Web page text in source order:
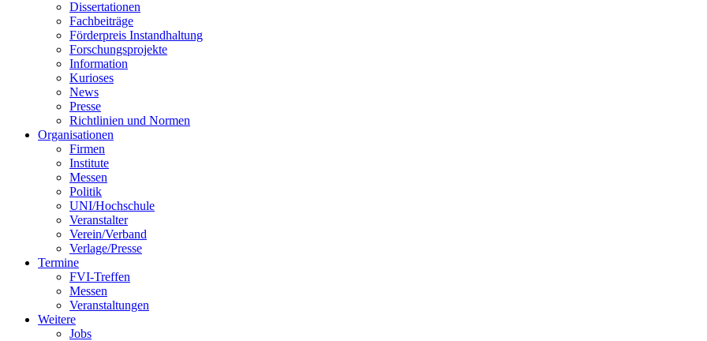
Dissertationen
Fachbeiträge
Förderpreis Instandhaltung
Forschungsprojekte
Information
Kurioses
News
Presse
Richtlinien und Normen
Organisationen
Firmen
Institute
Messen
Politik
UNI/Hochschule
Veranstalter
Verein/Verband
Verlage/Presse
Termine
FVI-Treffen
Messen
Veranstaltungen
Weitere
Jobs